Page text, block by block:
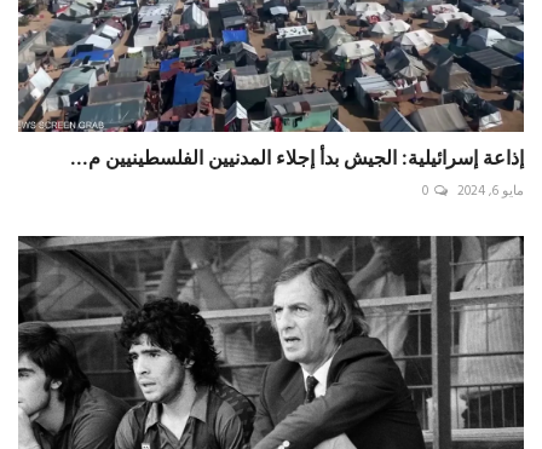
إذاعة إسرائيلية: الجيش بدأ إجلاء المدنيين الفلسطينيين م...
مايو 6, 2024 0